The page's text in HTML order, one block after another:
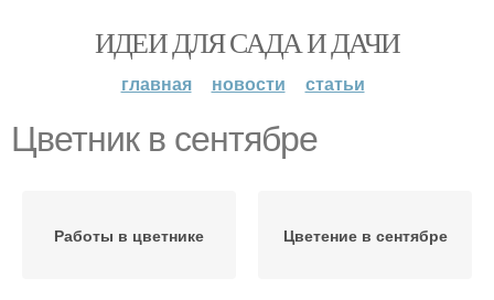
ИДЕИ ДЛЯ САДА И ДАЧИ
главная новости статьи
Цветник в сентябре
Работы в цветнике Цветение в сентябре